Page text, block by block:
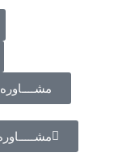
مشــــاوره
مشـــــاوره